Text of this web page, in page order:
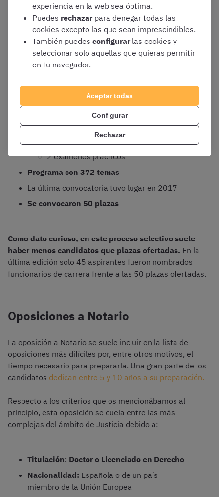
El nombre completo de esta oposición es Cuerpo de
Registradores de la Propiedad, Mercantiles y de Bienes
Muebles.
Titulación: Licenciado en Derecho o
Nacionalidad: Española
Proceso selectivo distribuido en 4
ejercicios:
2 exámenes prácticos
Programa con 372 temas
La última convocatoria tuvo lugar en 2017
Se convocaron 50 plazas
Como dato curioso, en este proceso selectivo suele
haber menos candidatos que plazas ofertadas. En la
última edición solo 45 aspirantes fueron nombrados
funcionarios de carrera frente a las 50 plazas ofertadas.
Oposiciones a Notario
La oposición a Notario se suele incluir en la lista de
oposiciones más difíciles por, entre otros motivos, el
tiempo necesario para prepararla. Una gran parte de los
candidatos dedican entre 5 y 10 años a su preparación.
Respecto a los criterios que os mencionábamos al
principio, esta oposición se cuela entre las más
complejas del ámbito de Justicia debido a:
Titulación: Doctor o Licenciado en Derecho
Nacionalidad: Española o de un país
miembro de la Unión Europea
experiencia en la web sea óptima.
Puedes rechazar para denegar todas las
cookies excepto las que sean imprescindibles.
También puedes configurar las cookies y
seleccionar solo aquellas que quieras permitir
en tu navegador.
Aceptar todas
Configurar
Rechazar